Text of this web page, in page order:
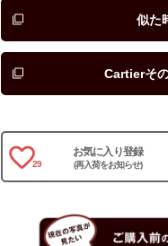
似た
Cartierそ
29
お気に入り登録
(再入荷をお知らせ)